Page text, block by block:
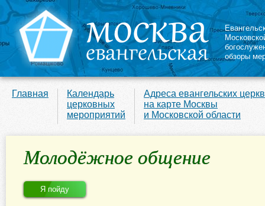
обзоры
Главная
Календарь
церковных
мероприятий
Адреса евангельских
на карте Москвы
и Московской области
Молодёжное общение
Я пойду